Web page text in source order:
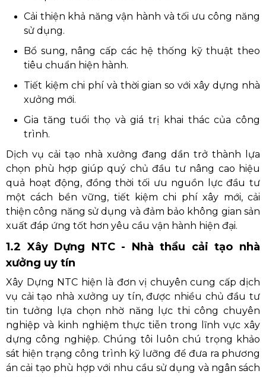
Cải thiện khả năng vận hành và tối ưu công năng
sử dụng.
Bổ sung, nâng cấp các hệ thống kỹ thuật theo
tiêu chuẩn hiện hành.
Tiết kiệm chi phí và thời gian so với xây dựng nhà
xưởng mới.
Gia tăng tuổi thọ và giá trị khai thác của công
trình.
Dịch vụ cải tạo nhà xưởng đang dần trở thành lựa
chọn phù hợp giúp quý chủ đầu tư nâng cao hiệu
quả hoạt động, đồng thời tối ưu nguồn lực đầu tư
một cách bền vững, tiết kiệm chi phí xây mới, cải
thiện công năng sử dụng và đảm bảo không gian sản
xuất đáp ứng tốt hơn yêu cầu vận hành hiện đại.
1.2 Xây Dựng NTC - Nhà thầu cải tạo nhà
xưởng uy tín
Xây Dựng NTC hiện là đơn vị chuyên cung cấp dịch
vụ cải tạo nhà xưởng uy tín, được nhiều chủ đầu tư
tin tưởng lựa chọn nhờ năng lực thi công chuyên
nghiệp và kinh nghiệm thực tiễn trong lĩnh vực xây
dựng công nghiệp. Chúng tôi luôn chú trọng khảo
sát hiện trạng công trình kỹ lưỡng để đưa ra phương
án cải tạo phù hợp với nhu cầu sử dụng và ngân sách